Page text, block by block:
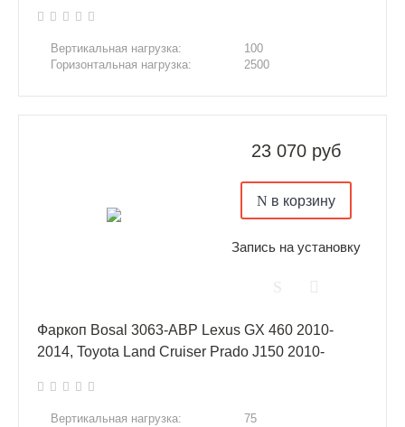
Вертикальная нагрузка:
100
Горизонтальная нагрузка:
2500
23 070 руб
в корзину
Запись на установку
Фаркоп Bosal 3063-ABP Lexus GX 460 2010-
2014, Toyota Land Cruiser Prado J150 2010-
Вертикальная нагрузка:
75